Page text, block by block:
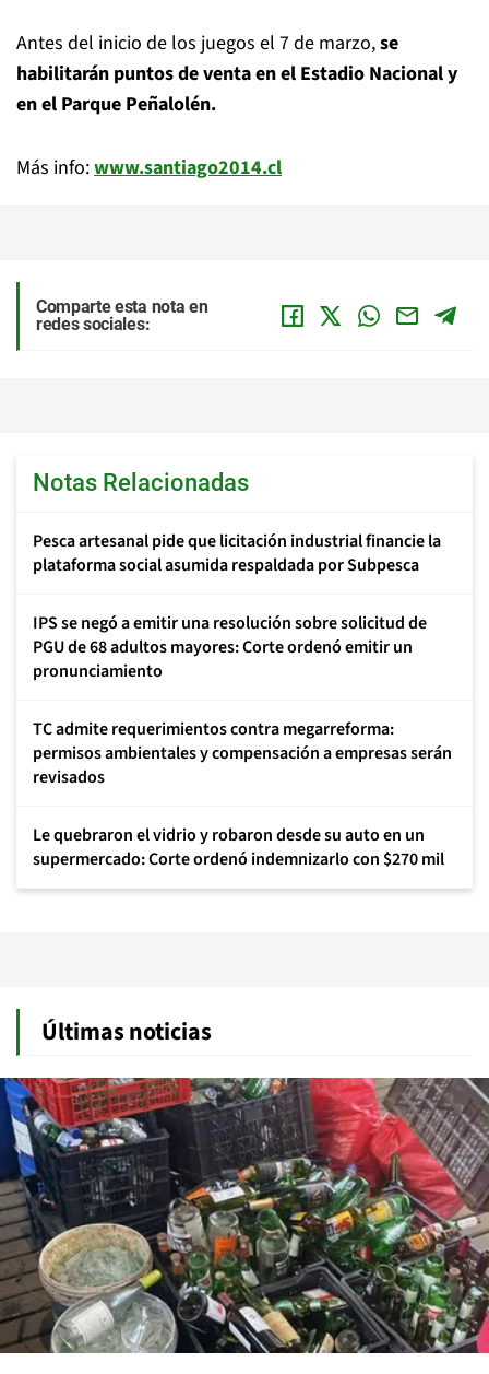
Antes del inicio de los juegos el 7 de marzo,se
habilitarán puntos de venta en el Estadio Nacional y
en el Parque Peñalolén.
Más info:www.santiago2014.cl
Comparte esta nota en
redes sociales:
Notas Relacionadas
Pesca artesanal pide que licitación industrial financie la
plataforma social asumida respaldada por Subpesca
IPS se negó a emitir una resolución sobre solicitud de
PGU de 68 adultos mayores: Corte ordenó emitir un
pronunciamiento
TC admite requerimientos contra megarreforma:
permisos ambientales y compensación a empresas serán
revisados
Le quebraron el vidrio y robaron desde su auto en un
supermercado: Corte ordenó indemnizarlo con $270 mil
Últimas noticias